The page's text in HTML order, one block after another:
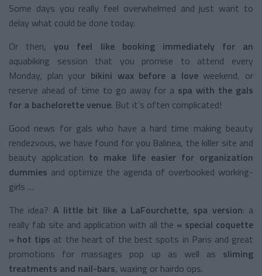
Some days you really feel overwhelmed and just want to
delay what could be done today.
Or then,you feel like booking immediately for an
aquabiking session that you promise to attend every
Monday, plan your bikini wax before a loveweekend, or
reserve ahead of time to go away for a spa with the gals
for a bachelorette venue. But it’s often complicated!
Good news for gals who have a hard time making beauty
rendezvous, we have found for you Balinea, the killer site and
beauty application to make life easier for organization
dummies and optimize the agenda of overbooked working-
girls …
The idea? A little bit like a LaFourchette, spa version: a
really fab site and application with all the « special coquette
» hot tips at the heart of the best spots in Paris and great
promotions for massages pop up as well as sliming
treatments and nail-bars, waxing or hairdo ops.